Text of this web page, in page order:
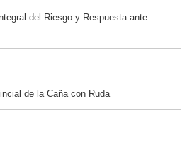
del Riesgo y Respuesta ante
de la Caña con Ruda